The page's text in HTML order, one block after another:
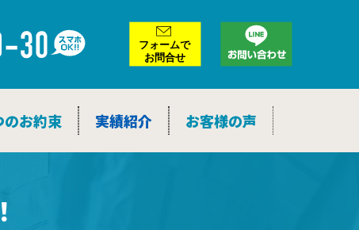
のお約束 実績紹介 お客様の声
カ
イ